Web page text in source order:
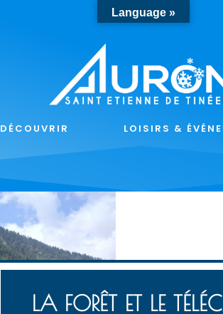
DÉCOUVRIR LOISIRS &
LA FORÊT ET LE
Language »